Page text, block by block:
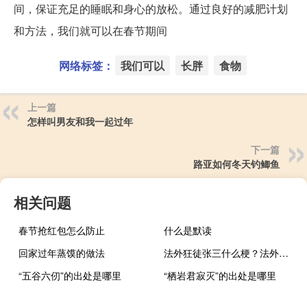
间，保证充足的睡眠和身心的放松。通过良好的减肥计划
和方法，我们就可以在春节期间
网络标签： 我们可以 长胖 食物
上一篇
怎样叫男友和我一起过年
下一篇
路亚如何冬天钓鲫鱼
相关问题
春节抢红包怎么防止
什么是默读
回家过年蒸馍的做法
法外狂徒张三什么梗？法外狂徒张三是什么意思什么梗
“五谷六仞”的出处是哪里
“栖岩君寂灭”的出处是哪里